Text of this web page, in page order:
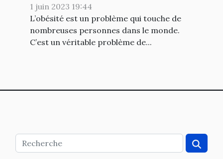
1 juin 2023 19:44
L’obésité est un problème qui touche de
nombreuses personnes dans le monde.
C’est un véritable problème de...